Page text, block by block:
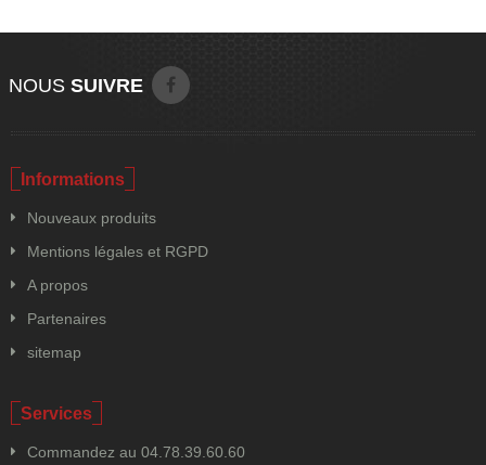
SUIVRE
NOUS
Informations
Nouveaux produits
Mentions légales et RGPD
A propos
Partenaires
sitemap
Services
Commandez au 04.78.39.60.60